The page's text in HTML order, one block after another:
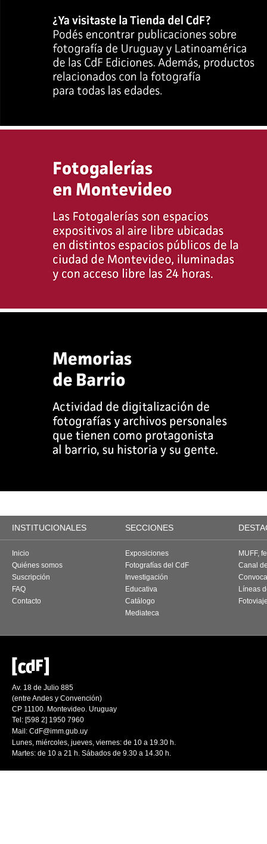
INSTITUCIONALES SECCIONES
Inicio
Quiénes somos
Suscripción
FAQ
Contacto
Exposiciones
Fotografías del CdF
Investigación
Educativa
Catálogo
Mediateca
MUFF,
Canal
Líneas
Av. 18 de Julio 885
(entre Andes y Convención)
CP 11100. Montevideo. Uruguay
Tel: [598 2] 1950 7960
Mail: CdF@imm.gub.uy
Lunes, miércoles, jueves, viernes: de 10 a 19.30 h.
Martes: de 10 a 21 h. Sábados de 9.30 a 14.30 h.